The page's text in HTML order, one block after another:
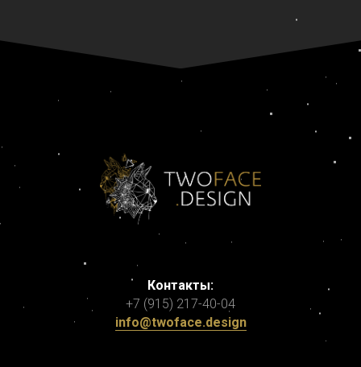
Контакты:
+7 (915) 217-40-04
info@twoface.design